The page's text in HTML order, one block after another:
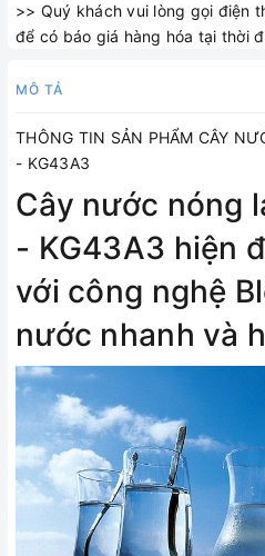
>> Quý khách vui lòng gọi điện
để có báo giá hàng hóa tại thời
MÔ TẢ
THÔNG TIN SẢN PHẨM CÂY
- KG43A3
Cây nước nóng
- KG43A3 hiện
với công nghệ
nước nhanh và